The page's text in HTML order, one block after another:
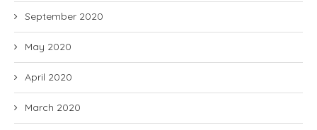
September 2020
May 2020
April 2020
March 2020